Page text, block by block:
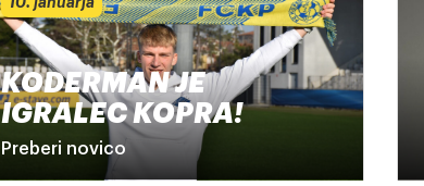
KODERMAN JE
IGRALEC KOPRA!
Preberi novico